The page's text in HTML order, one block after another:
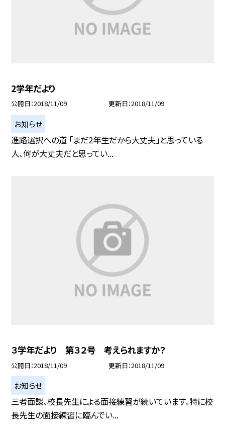
2学年だより
公開日 2018/11/09 更新日 2018/11/09
お知らせ
進路選択への道 「まだ2年生だから大丈夫」と思っている
人、何が大丈夫だと思ってい...
３学年だより 第３２号 考えられますか？
公開日 2018/11/09 更新日 2018/11/09
お知らせ
三者面談、校長先生による面接練習が続いています。特に校
長先生の面接練習に臨んでい...